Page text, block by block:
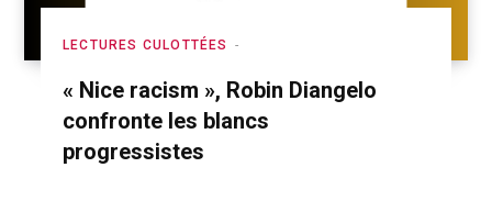
LECTURES CULOTTÉES
« Nice racism », Robin Diangelo
confronte les blancs
progressistes